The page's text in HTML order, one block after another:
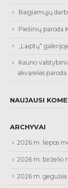
Baigiamųjų
Piešinių paroda
„Laiptų“
Kauno
akvarelės paroda.
NAUJAUSI
ARCHYVAI
2026 m. liepos
2026 m. birželio
2026 m. gegužės